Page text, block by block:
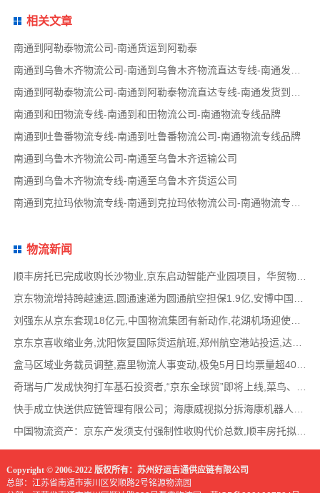
相关文章
南通到阿勒泰物流公司-南通货运到阿勒泰
南通到乌鲁木齐物流公司-南通到乌鲁木齐物流直达专线-南通发货到乌鲁木齐
南通到阿勒泰物流公司-南通到阿勒泰物流直达专线-南通发货到阿勒泰
南通到和田物流专线-南通到和田物流公司-南通物流专线品牌
南通到吐鲁番物流专线-南通到吐鲁番物流公司-南通物流专线品牌
南通到乌鲁木齐物流公司-南通至乌鲁木齐运输公司
南通到乌鲁木齐物流专线-南通至乌鲁木齐货运公司
南通到克拉玛依物流专线-南通到克拉玛依物流公司-南通物流专线品牌
物流新闻
顺丰房托已完成收购长沙物业,京东启动智能产业园项目，华贸物流签署约2亿元专线产品运营合
京东物流增持跨越速运,圆通速递为圆通航空担保1.9亿,安博中国牵手启橙中国,中通云仓发布6
刘强东从京东套现18亿元,中国物流集团有新动作,花湖机场迎使用许可审查,丰巢自营洗衣在全国
京东京喜收缩业务,沈阳恢复国际货运航班,郑州航空港站投运,达达快送发布618战报,顺丰发布最
盒马区域业务裁员调整,嘉里物流人事变动,极兔5月日均票量超4000万,菜鸟开通中美特惠海运专线
奇瑞与广发成快狗打车基石投资者,“京东全球贸”即将上线,菜鸟、普洛斯公布减碳举措,中国
快手成立快送供应链管理有限公司；海康威视拟分拆海康机器人至创业板上市；传化智联6.93亿
中国物流资产：京东产发须支付强制性收购代价总数,顺丰房托拟收购长沙物业,京东、普洛斯等
Copyright © 2006-2022 版权所有：苏州好运吉通供应链有限公司
总部：江苏省南通市崇川区安顺路2号铭源物流园